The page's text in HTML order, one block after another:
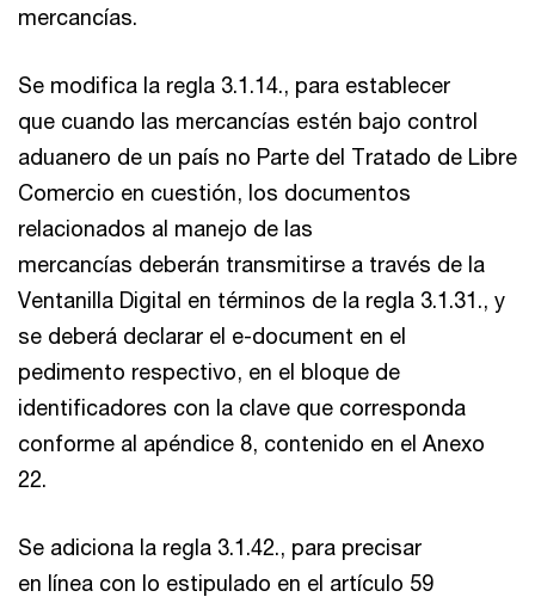
mercancías.
Se modifica la regla 3.1.14., para establecer
que cuando las mercancías estén bajo control
aduanero de un país no Parte del Tratado de Libre
Comercio en cuestión, los documentos
relacionados al manejo de las
mercancías deberán transmitirse a través de la
Ventanilla Digital en términos de la regla 3.1.31., y
se deberá declarar el e-document en el
pedimento respectivo, en el bloque de
identificadores con la clave que corresponda
conforme al apéndice 8, contenido en el Anexo
22.
Se adiciona la regla 3.1.42., para precisar
en línea con lo estipulado en el artículo 59